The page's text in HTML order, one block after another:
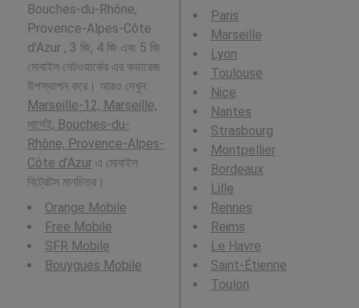
Bouches-du-Rhône,
Provence-Alpes-Côte
d'Azur , 3 জি, 4 জি এবং 5 জি
মোবাইল নেটওয়ার্কের এর কভারেজ
উপস্থাপন করে। আরও দেখুন:
Marseille-12, Marseille,
মার্সেই, Bouches-du-
Rhône, Provence-Alpes-
Côte d'Azurএ মোবাইল
বিট্রেটস মানচিত্র।
Orange Mobile
Free Mobile
SFR Mobile
Bouygues Mobile
Paris
Marseille
Lyon
Toulouse
Nice
Nantes
Strasbourg
Montpellier
Bordeaux
Lille
Rennes
Reims
Le Havre
Saint-Étienne
Toulon